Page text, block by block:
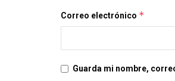
Correo electrónico *
Guarda mi nombre,